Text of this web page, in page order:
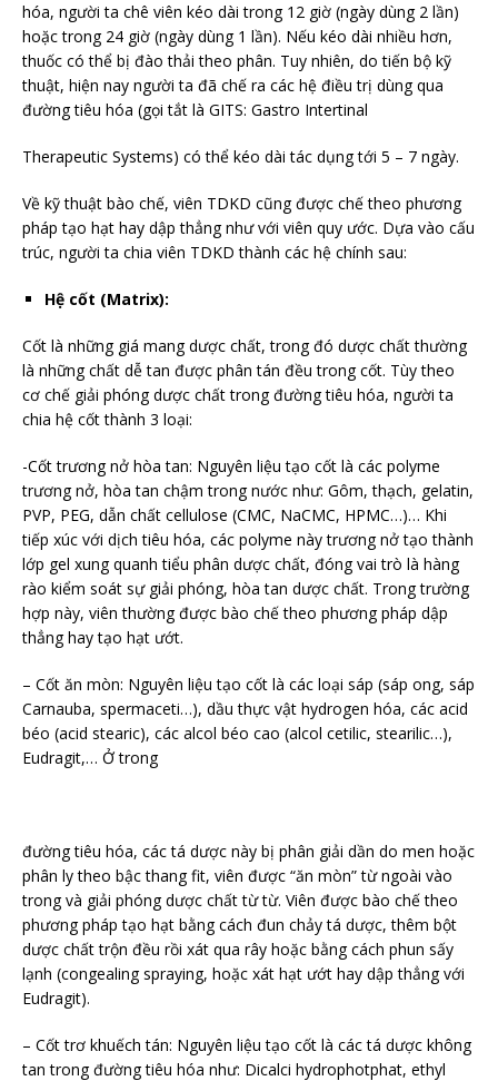
hóa, người ta chê viên kéo dài trong 12 giờ (ngày dùng 2 lần)
hoặc trong 24 giờ (ngày dùng 1 lần). Nếu kéo dài nhiều hơn,
thuốc có thể bị đào thải theo phân. Tuy nhiên, do tiến bộ kỹ
thuật, hiện nay người ta đã chế ra các hệ điều trị dùng qua
đường tiêu hóa (gọi tắt là GITS: Gastro Intertinal
Therapeutic Systems) có thể kéo dài tác dụng tới 5 – 7 ngày.
Về kỹ thuật bào chế, viên TDKD cũng được chế theo phương
pháp tạo hạt hay dập thẳng như với viên quy ước. Dựa vào cấu
trúc, người ta chia viên TDKD thành các hệ chính sau:
Hệ cốt (Matrix):
Cốt là những giá mang dược chất, trong đó dược chất thường
là những chất dễ tan được phân tán đều trong cốt. Tùy theo
cơ chế giải phóng dược chất trong đường tiêu hóa, người ta
chia hệ cốt thành 3 loại:
-Cốt trương nở hòa tan: Nguyên liệu tạo cốt là các polyme
trương nở, hòa tan chậm trong nước như: Gôm, thạch, gelatin,
PVP, PEG, dẫn chất cellulose (CMC, NaCMC, HPMC…)… Khi
tiếp xúc với dịch tiêu hóa, các polyme này trương nở tạo thành
lớp gel xung quanh tiểu phân dược chất, đóng vai trò là hàng
rào kiểm soát sự giải phóng, hòa tan dược chất. Trong trường
hợp này, viên thường được bào chế theo phương pháp dập
thẳng hay tạo hạt ướt.
– Cốt ăn mòn: Nguyên liệu tạo cốt là các loại sáp (sáp ong, sáp
Carnauba, spermaceti…), dầu thực vật hydrogen hóa, các acid
béo (acid stearic), các alcol béo cao (alcol cetilic, stearilic…),
Eudragit,… Ở trong
đường tiêu hóa, các tá dược này bị phân giải dần do men hoặc
phân ly theo bậc thang fit, viên được “ăn mòn” từ ngoài vào
trong và giải phóng dược chất từ từ. Viên được bào chế theo
phương pháp tạo hạt bằng cách đun chảy tá dược, thêm bột
dược chất trộn đều rồi xát qua rây hoặc bằng cách phun sấy
lạnh (congealing spraying, hoặc xát hạt ướt hay dập thẳng với
Eudragit).
– Cốt trơ khuếch tán: Nguyên liệu tạo cốt là các tá dược không
tan trong đường tiêu hóa như: Dicalci hydrophotphat, ethyl